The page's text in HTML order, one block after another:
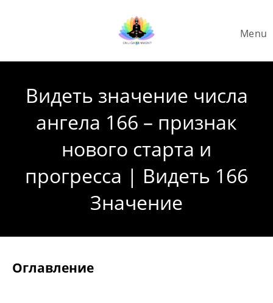
Menu
Видеть значение числа
ангела 166 – признак
нового старта и
прогресса | Видеть 166
Значение
Оглавление